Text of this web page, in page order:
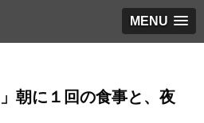
MENU
朝に１回の食事と、夜